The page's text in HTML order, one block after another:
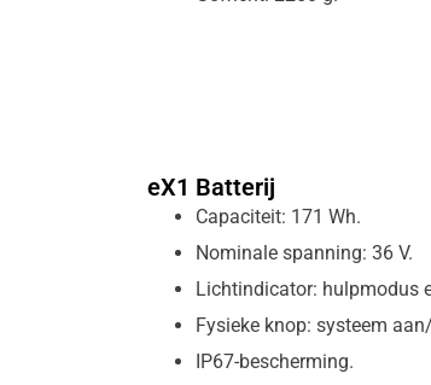
eX1 Batterij
Capaciteit: 171 Wh.
Nominale spanning: 36 V.
Lichtindicator: hulpmodus
Fysieke knop: systeem
IP67-bescherming.